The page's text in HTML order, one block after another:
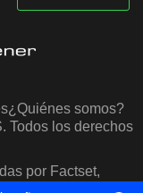
¿Quiénes somos?
Todos los derechos
por Factset,
IQ